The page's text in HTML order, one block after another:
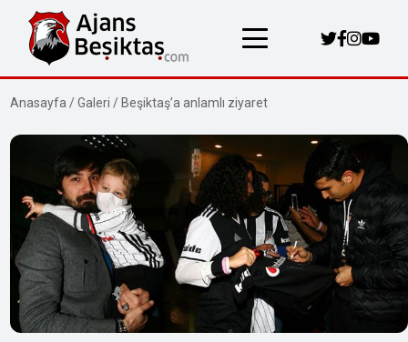
Anasayfa /Galeri / Beşiktaş’a anlamlı ziyaret